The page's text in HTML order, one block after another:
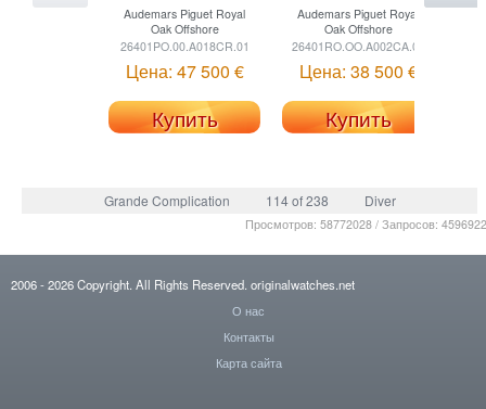
Audemars Piguet Royal
Oak Offshore
26401PO.00.A018CR.01
Цена: 47 500 €
Купить
Audemars Piguet Royal
Oak Offshore
26401RO.OO.A002CA.01
Цена: 38 500 €
Купить
Grande Complication 114 of 238 Diver
Просмотров: 58772028 / Запросов:
2006- 2026Copyright. All Rights Reserved. originalwatches.net
О нас
Контакты
Карта сайта